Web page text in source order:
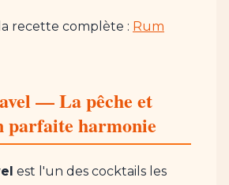
recette complète : Rum
— La pêche et
parfaite harmonie
est l'un des cocktails les